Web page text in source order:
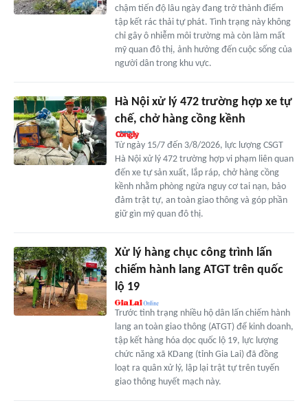
chậm tiến độ lâu ngày đang trở thành điểm
tập kết rác thải tự phát. Tình trạng này không
chỉ gây ô nhiễm môi trường mà còn làm mất
mỹ quan đô thị, ảnh hưởng đến cuộc sống của
người dân trong khu vực.
Hà Nội xử lý 472 trường hợp xe tự
chế, chở hàng cồng kềnh
Từ ngày 15/7 đến 3/8/2026, lực lượng CSGT
Hà Nội xử lý 472 trường hợp vi phạm liên quan
đến xe tự sản xuất, lắp ráp, chở hàng cồng
kềnh nhằm phòng ngừa nguy cơ tai nạn, bảo
đảm trật tự, an toàn giao thông và góp phần
giữ gìn mỹ quan đô thị.
Xử lý hàng chục công trình lấn
chiếm hành lang ATGT trên quốc
lộ 19
Trước tình trạng nhiều hộ dân lấn chiếm hành
lang an toàn giao thông (ATGT) để kinh doanh,
tập kết hàng hóa dọc quốc lộ 19, lực lượng
chức năng xã KDang (tỉnh Gia Lai) đã đồng
loạt ra quân xử lý, lập lại trật tự trên tuyến
giao thông huyết mạch này.